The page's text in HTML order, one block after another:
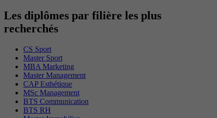
Les diplômes par filière les plus
recherchés
CS Sport
Master Sport
MBA Marketing
Master Management
CAP Esthétique
MSc Management
BTS Communication
BTS RH